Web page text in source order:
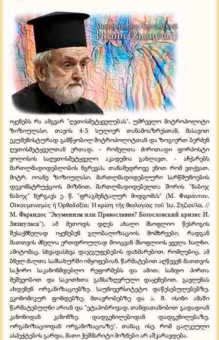
იყენებს რა ამგვარ "ღვთისმეტყველებას", უმრევლო მიტროპოლიტი
ზიზიულასი, თავის 4-5 სულიერ თანამოაზრესთან, მასავით
ეკუმენისტურად განწყობილ მიტროპოლიტთან და ზოგიერთ ბერძენ
ღვთისმეტყველთან ერთად, - რომელთა ძირითადი ფორპოსტი
ვოლოსის საღვთისმეტყველო აკადემია გახლავთ, - აჩქარებს
მართლმადიდებლობის ნგრევას. თანამედროვე ენით რომ ვთქვათ,
მიტრ. იოანე ზიზიულასი, მართლმადიდებლური სარწმუნოების
დეკონსტრუქციის მიზნით, მართლმადიდებელთა შორის "ნაბიჯ
ნაბიჯ" ნერგავს ე. წ. "ფრაგმენტალურ მიდგომას" (Μ. Φαράντου,
Οἰκουμενισμὸς ἢ Ὀρθοδοξία; Ἡκρίση τῆς θεολογίας τοῦ Ἰω. Ζηζιούλα. //
М. Фарандос "Экуменизм или Православие? Богословский кризис И.
Зизиуласа"). ამ მეთოდს დღეს ახალი მსოფლიო წესრიგის
შესაქმნელად იყენებენ გლობალიზაციის მომხრეები, რადგან
მათთვის ძნელია ერთდროულად მოიცვან მსოფლიოს ყველა ხალხი.
ამიტომაც, სხვადასხვა დაჯგუფებების დახმარებით, რომლებიც, ამ
ბნელ ძალთა სამსახურში იმყოფებიან, წარმატებით აღწევენ მათთვის
საჭირო საკანონმდებლო რეფორმებს და ამით, სანდო პირთა
მეშვეობით და საკითხთა განსაზღვრული დაყენებით, გავლენას
ახდენენ ორგანიზაციებზე, საუნივერსიტეტო დაწესებულებებზე,
ეკონომიკურ ფონდებზე, მთავრობებზე და ა. შ. ისინი ამაში
წარმატებულნი არიან და "ეტაპობრივად, თანდათანობით გადადიან
კანონიდან კანონზე, დადგენილებიდან დადგენილებაზე,
ორგანიზაციიდან ორგანიზაციაზე", თანაც ისე, რომ ცალკეული
ასპექტების გარდა, მათი ჭეშმარიტი მიზნები არ აშკარავდება.